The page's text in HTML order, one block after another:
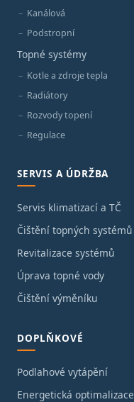
Kanálová
Podstropní
Topné systémy
Kotle a zdroje tepla
Radiátory
Rozvody topení
Regulace
SERVIS A ÚDRŽBA
Servis klimatizací a TČ
Čištění topných systémů
Revitalizace systémů
Úprava topné vody
Čištění výměníku
DOPLŇKOVÉ
Podlahové vytápění
Energetická optimalizace